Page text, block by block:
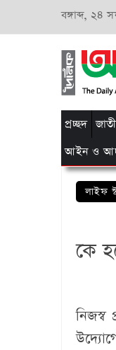
বঙ্গাব্দ, ২৪
প্রচ্ছদ
আইন ও
লাইফ
কে
নিজস্ব